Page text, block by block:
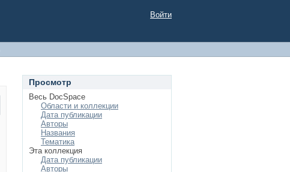
Войти
Просмотр
Весь DocSpace
Области и коллекции
Дата публикации
Авторы
Названия
Тематика
Эта коллекция
Дата публикации
Авторы